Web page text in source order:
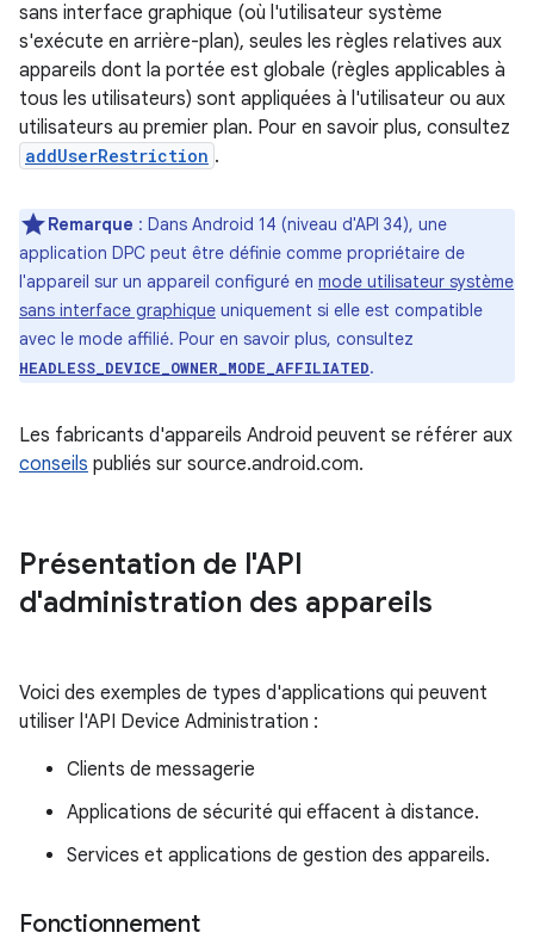
sans interface graphique (où l'utilisateur système
s'exécute en arrière-plan), seules les règles relatives aux
appareils dont la portée est globale (règles applicables à
tous les utilisateurs) sont appliquées à l'utilisateur ou aux
utilisateurs au premier plan. Pour en savoir plus, consultez
addUserRestriction .
Remarque : Dans Android 14 (niveau d'API 34), une
application DPC peut être définie comme propriétaire de
l'appareil sur un appareil configuré en mode utilisateur système
sans interface graphique uniquement si elle est compatible
avec le mode affilié. Pour en savoir plus, consultez
HEADLESS_DEVICE_OWNER_MODE_AFFILIATED.
Les fabricants d'appareils Android peuvent se référer aux
conseils publiés sur source.android.com.
Présentation de l'API
d'administration des appareils
Voici des exemples de types d'applications qui peuvent
utiliser l'API Device Administration :
Clients de messagerie
Applications de sécurité qui effacent à distance.
Services et applications de gestion des appareils.
Fonctionnement